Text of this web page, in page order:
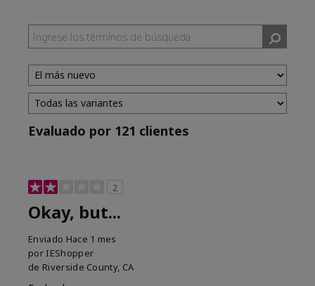
Evaluado por 121 clientes
2
Okay, but...
Enviado Hace 1 mes
por IEShopper
de Riverside County, CA